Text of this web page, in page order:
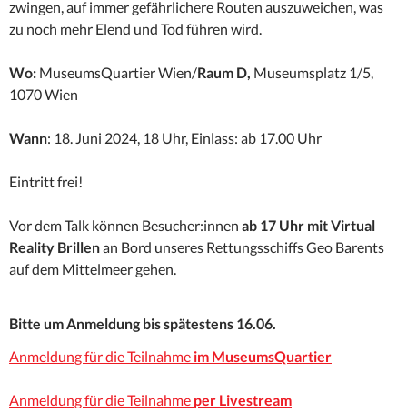
zwingen, auf immer gefährlichere Routen auszuweichen, was
zu noch mehr Elend und Tod führen wird.
Wo: MuseumsQuartier Wien/Raum D, Museumsplatz 1/5,
1070 Wien
Wann: 18. Juni 2024, 18 Uhr, Einlass: ab 17.00 Uhr
Eintritt frei!
Vor dem Talk können Besucher:innen ab 17 Uhr mit Virtual
Reality Brillenan Bord unseres Rettungsschiffs Geo Barents
auf dem Mittelmeer gehen.
Bitte um Anmeldung bis spätestens 16.06.
Anmeldung für die Teilnahme im MuseumsQuartier
Anmeldung für die Teilnahme per Livestream